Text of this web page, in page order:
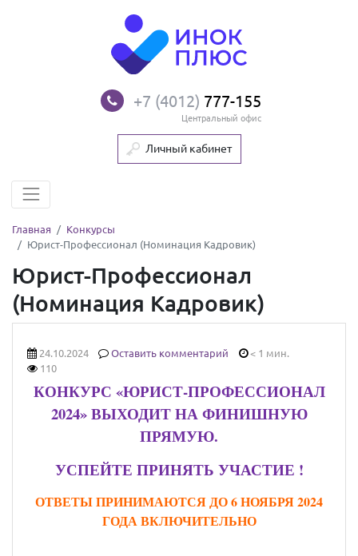
+7 (4012) 777-155
Центральный офис
Личный кабинет
Главная
Конкурсы
Юрист-Профессионал (Номинация Кадровик)
Юрист-Профессионал
(Номинация Кадровик)
24.10.2024 Оставить комментарий
< 1 мин.
110
КОНКУРС «ЮРИСТ-ПРОФЕССИОНАЛ
2024» ВЫХОДИТ НА ФИНИШНУЮ
ПРЯМУЮ.
УСПЕЙТЕ ПРИНЯТЬ УЧАСТИЕ !
ОТВЕТЫ ПРИНИМАЮТСЯ ДО 6 НОЯБРЯ 2024
ГОДА ВКЛЮЧИТЕЛЬНО